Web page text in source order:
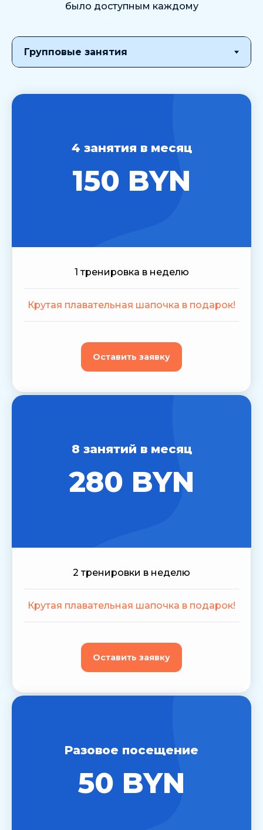
было доступным каждому
4 занятия в месяц
150 BYN
1 тренировка в неделю
Крутая плавательная шапочка в подарок!
Оставить заявку
8 занятий в месяц
280 BYN
2 тренировки в неделю
Крутая плавательная шапочка в подарок!
Оставить заявку
Разовое посещение
50 BYN